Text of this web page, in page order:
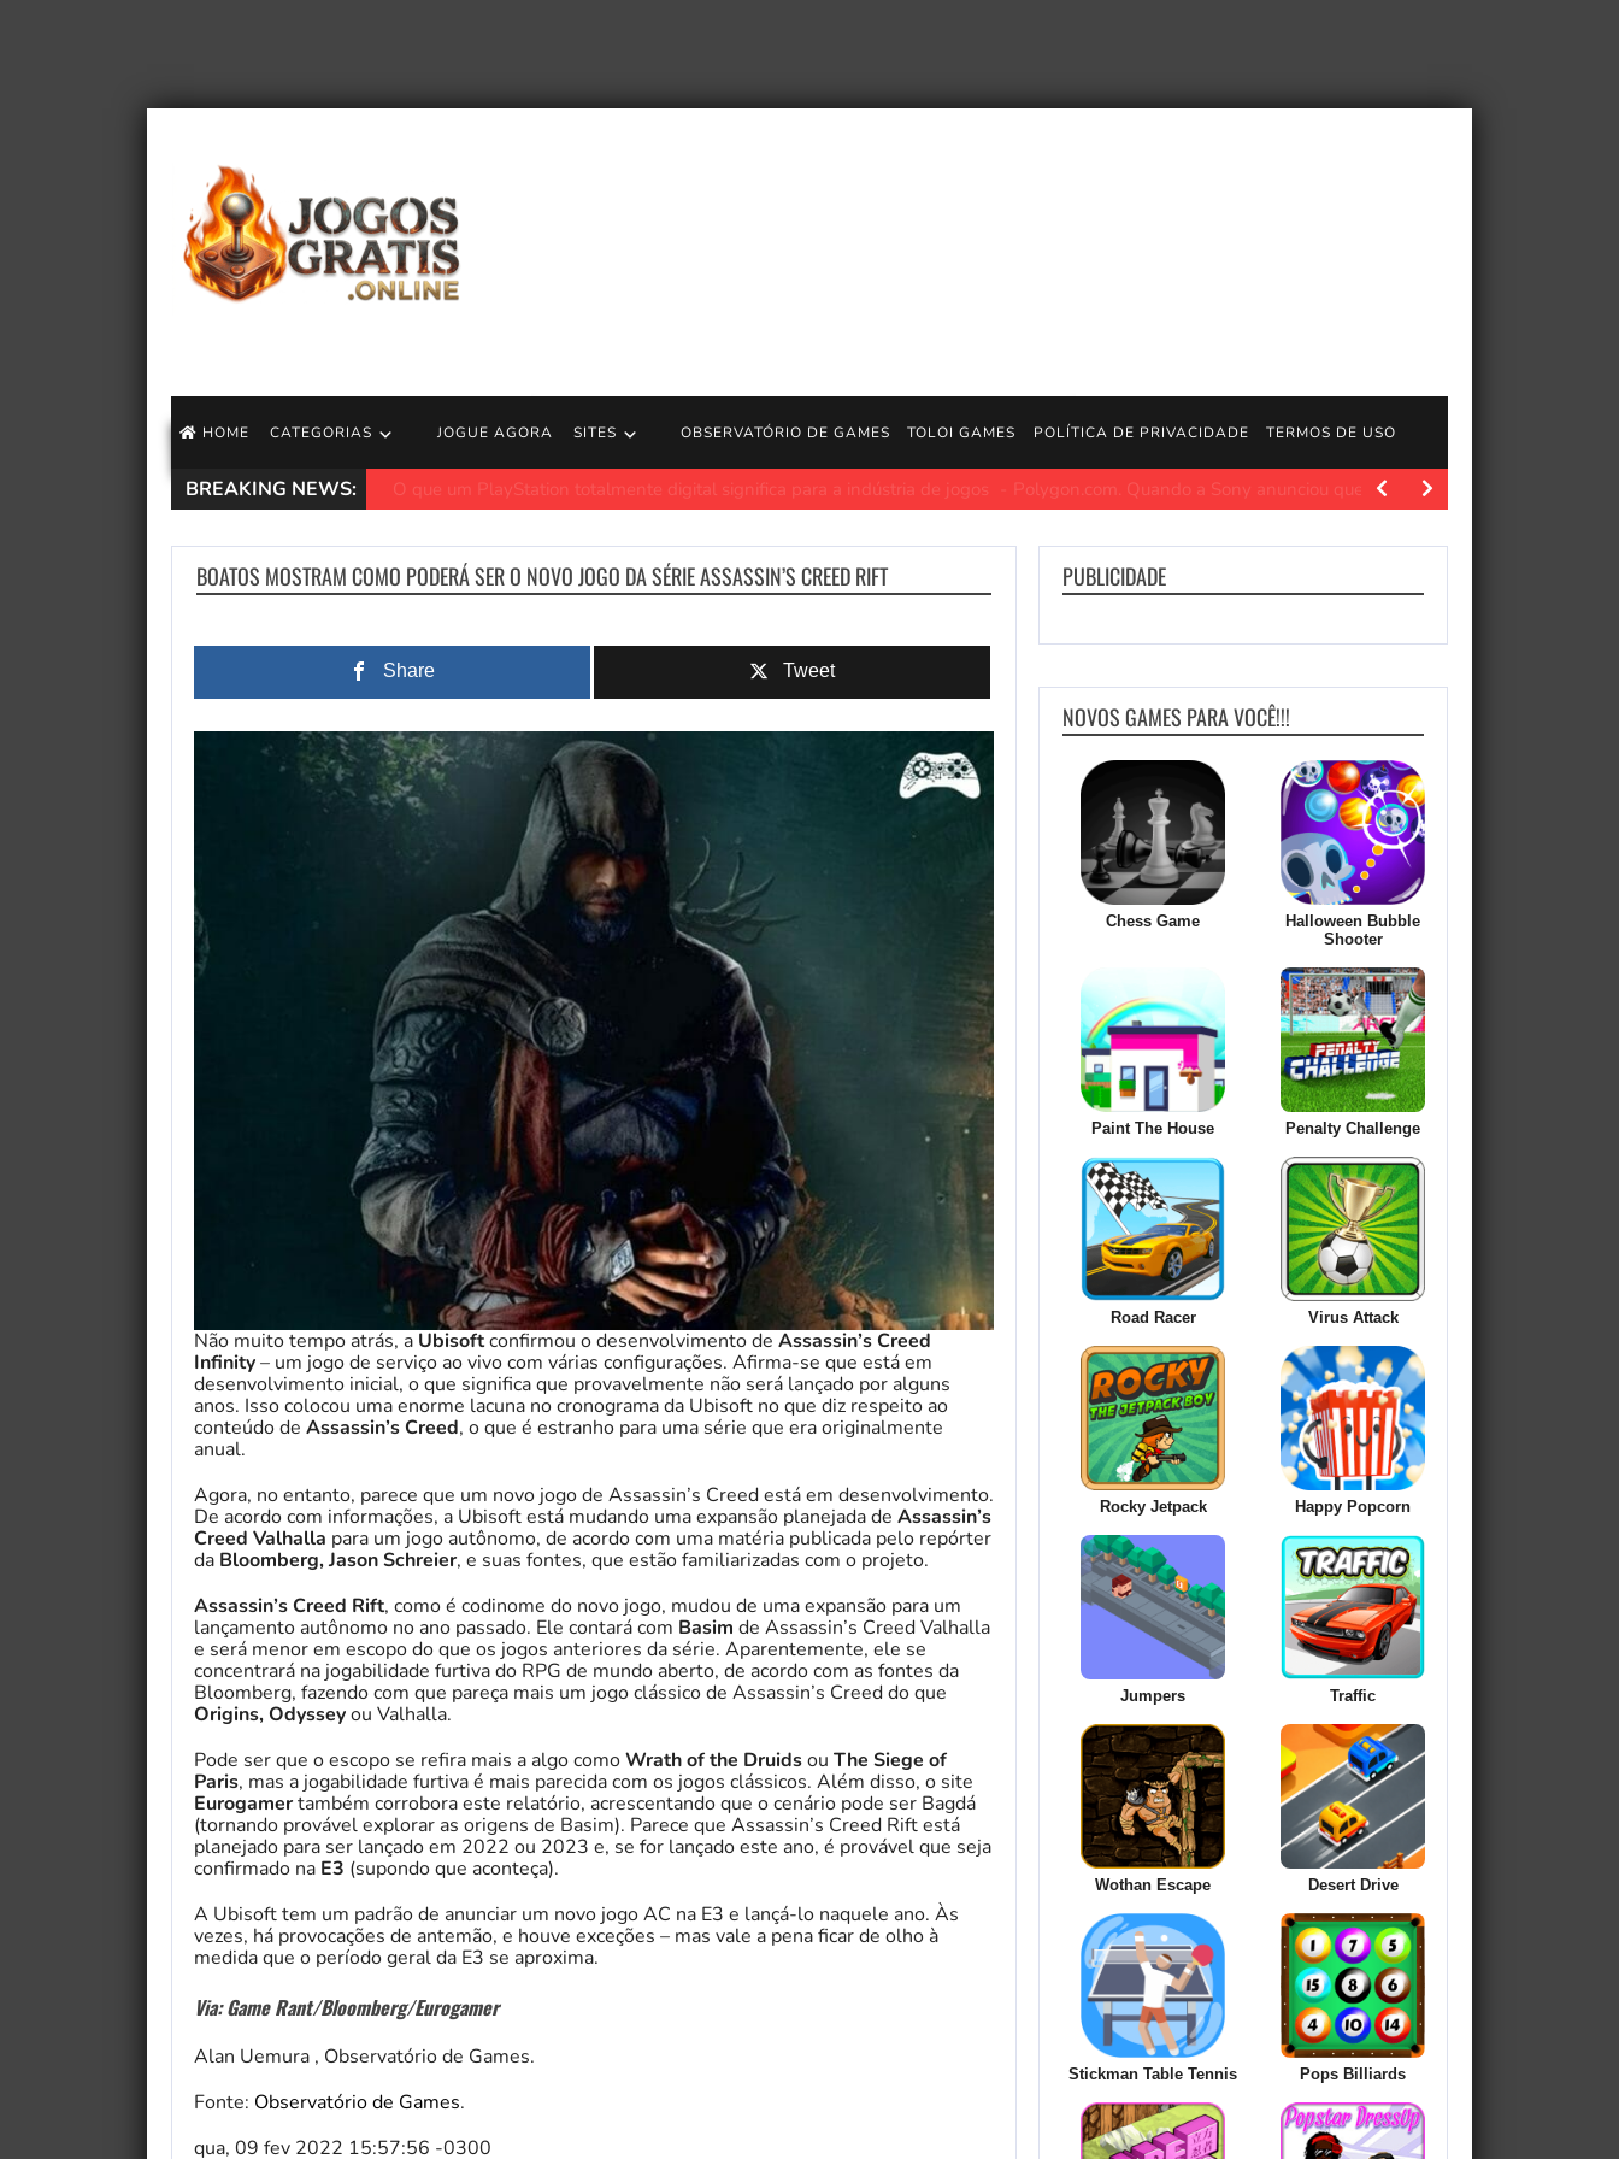
HOME CATEGORIAS JOGUE AGORA SITES OBSERVATÓRIO DE GAMES TOLOI GAMES POLÍTICA DE PRIVACIDADE TERMOS DE USO
BREAKING NEWS: Ó Demônio! Consertar minha TV – Trailer de anúncio | Jogos PS5 https://store.playstation.com/en-us/concept/10018975 O jogo do influenciador e
BOATOS MOSTRAM COMO PODERÁ SER O NOVO JOGO DA SÉRIE ASSASSIN’S CREED RIFT
Share Tweet
Não muito tempo atrás, a Ubisoftconfirmou o desenvolvimento de Assassin’s Creed
Infinity– um jogo de serviço ao vivo com várias configurações. Afirma-se que está em
desenvolvimento inicial, o que significa que provavelmente não será lançado por alguns
anos. Isso colocou uma enorme lacuna no cronograma da Ubisoft no que diz respeito ao
conteúdo de Assassin’s Creed, o que é estranho para uma série que era originalmente
anual.
Agora, no entanto, parece que um novo jogo de Assassin’s Creed está em desenvolvimento.
De acordo com informações, a Ubisoft está mudando uma expansão planejada de Assassin’s
Creed Valhalla para um jogo autônomo, de acordo com uma matéria publicada pelo repórter
da Bloomberg, Jason Schreier, e suas fontes, que estão familiarizadas com o projeto.
Assassin’s Creed Rift, como é codinome do novo jogo, mudou de uma expansão para um
lançamento autônomo no ano passado. Ele contará com Basim de Assassin’s Creed Valhalla
e será menor em escopo do que os jogos anteriores da série. Aparentemente, ele se
concentrará na jogabilidade furtiva do RPG de mundo aberto, de acordo com as fontes da
Bloomberg, fazendo com que pareça mais um jogo clássico de Assassin’s Creed do que
Origins, Odysseyou Valhalla.
Pode ser que o escopo se refira mais a algo comoWrath of the Druidsou The Siege of
Paris, mas a jogabilidade furtiva é mais parecida com os jogos clássicos. Além disso, o site
Eurogamertambém corrobora este relatório, acrescentando que o cenário pode ser Bagdá
(tornando provável explorar as origens de Basim). Parece que Assassin’s Creed Rift está
planejado para ser lançado em 2022 ou 2023 e, se for lançado este ano, é provável que seja
confirmado na E3 (supondo que aconteça).
A Ubisoft tem um padrão de anunciar um novo jogo AC na E3 e lançá-lo naquele ano. Às
vezes, há provocações de antemão, e houve exceções – mas vale a pena ficar de olho à
medida que o período geral da E3 se aproxima.
Via: Game Rant/Bloomberg/Eurogamer
Alan Uemura , Observatório de Games.
Fonte: Observatório de Games.
qua, 09 fev 2022 15:57:56 -0300
PUBLICIDADE
NOVOS GAMES PARA VOCÊ!!!
Chess Game
Halloween Bubble
Shooter
Paint The House Penalty Challenge
Road Racer Virus Attack
Rocky Jetpack Happy Popcorn
Jumpers Traffic
Wothan Escape Desert Drive
Stickman Table Tennis Pops Billiards